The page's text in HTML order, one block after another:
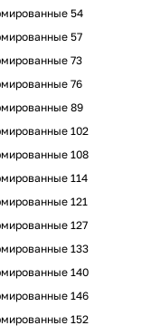
54
57
73
76
89
102
108
114
121
127
133
140
146
152